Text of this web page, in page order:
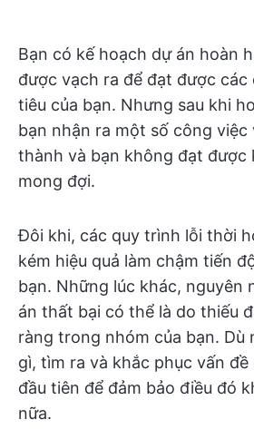
Bạn có kế hoạch dự án hoàn
được vạch ra để đạt được các
tiêu của bạn. Nhưng sau khi
bạn nhận ra một số công việc
thành và bạn không đạt được
mong đợi.
Đôi khi, các quy trình lỗi thời
kém hiệu quả làm chậm tiến
bạn. Những lúc khác, nguyên
án thất bại có thể là do thiếu
ràng trong nhóm của bạn. Dù
gì, tìm ra và khắc phục vấn
đầu tiên để đảm bảo điều đó
nữa.